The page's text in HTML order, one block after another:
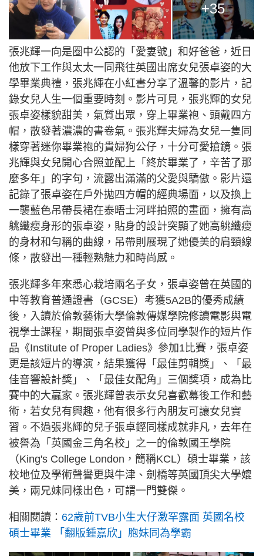
+35
張兆輝一向是圈中公認的「愛妻號」和好爸爸，近日
他放下工作與太太一同飛往英國出席女兒張卓姿的大
學畢業典禮，張兆輝在小紅書分享了溫馨的影片，記
錄女兒人生一個重要時刻。影片可見，張兆輝的女兒
張卓姿樣貌甜美，氣質出眾，穿上畢業袍、頭戴四方
帽，散發著濃濃的書卷氣。張兆輝夫婦為女兒一隻同
樣穿著迷你畢業袍的貴婦狗公仔，十分可愛搶鏡。張
兆輝與女兒開心合照並配上「終於畢業了，辛苦了那
麼多年」的字句，流露出滿滿的父愛與驕傲。影片還
記錄了張卓姿在戶外拋四方帽的經典場面，以及換上
一襲藍色吊帶長裙在泰晤士河畔拍照的畫面，擁有高
䠷纖瘦身形的張卓姿，貼身的設計突顯了她高䠷纖瘦
的身材和勻稱的曲線，吊帶則展現了她優美的肩頸線
條，散發出一種輕熟魅力和時尚感。
張兆輝多年來悉心栽培兩名子女，張卓姿曾在英國的
中等教育普通證書（GCSE）考獲5A2B的優秀成績
後，入讀於倫敦藝術大學倫敦傳媒學院修讀電影與電
視學士課程，期間張卓姿曾與多位同學製作的短片作
品《Institute of Proper Ladies》參加1比賽，張卓姿
更是該短片的導演，結果獲得「最佳剪輯獎」、「最
佳音響設計獎」、「最佳女配角」三個獎項，成為比
賽中的大贏家。張兆輝曾表示女兒喜歡幕後工作和藝
術，若女兒有興趣，他有很多行內朋友可讓女兒實
習。不過張兆輝的兒子張卓鏗同樣成就非凡，去年在
被譽為「英國金三角名校」之一的倫敦國王學院
（King's College London，簡稱KCL）碩士畢業，該
校地位及學術聲譽更與牛津、劍橋等英國頂尖大學媲
美，兩兄妹同樣出色，可謂一門雙傑。
相關閱讀： 62歲前TVB小生大仔激罕露面 英國名校
碩士畢業 「翻版鍾嘉欣」胞妹同為學霸